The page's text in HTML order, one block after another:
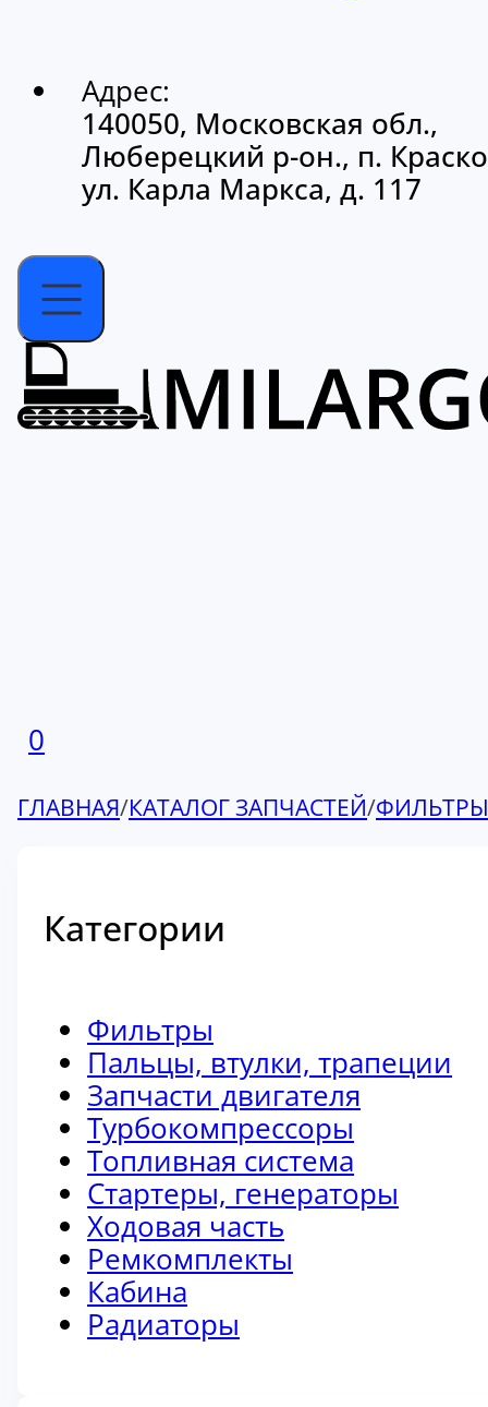
Адрес:
140050, Московская обл.,
Люберецкий р-он., п.
ул. Карла Маркса, д. 117
0
ГЛАВНАЯ/КАТАЛОГ ЗАПЧАСТЕЙ/ФИЛЬТРЫ
Категории
Фильтры
Пальцы, втулки, трапеции
Запчасти двигателя
Турбокомпрессоры
Топливная система
Стартеры, генераторы
Ходовая часть
Ремкомплекты
Кабина
Радиаторы